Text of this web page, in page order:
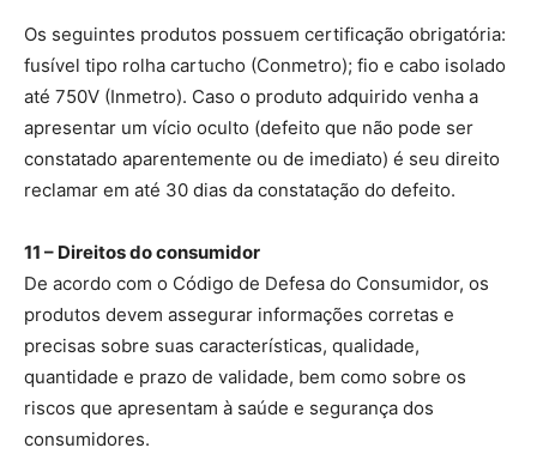
Os seguintes produtos possuem certificação obrigatória:
fusível tipo rolha cartucho (Conmetro); fio e cabo isolado
até 750V (Inmetro). Caso o produto adquirido venha a
apresentar um vício oculto (defeito que não pode ser
constatado aparentemente ou de imediato) é seu direito
reclamar em até 30 dias da constatação do defeito.
11 – Direitos do consumidor
De acordo com o Código de Defesa do Consumidor, os
produtos devem assegurar informações corretas e
precisas sobre suas características, qualidade,
quantidade e prazo de validade, bem como sobre os
riscos que apresentam à saúde e segurança dos
consumidores.